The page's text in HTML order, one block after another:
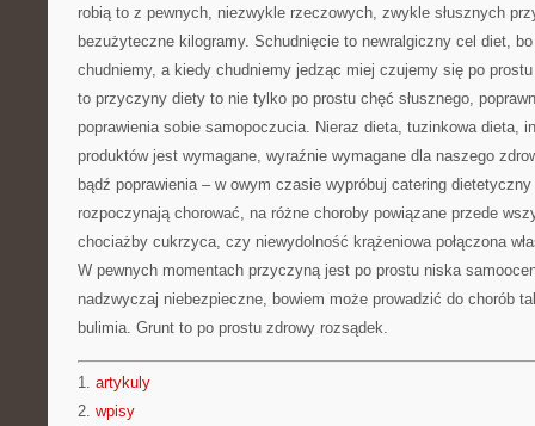
robią to z pewnych, niezwykle rzeczowych, zwykle słusznych
bezużyteczne kilogramy. Schudnięcie to newralgiczny cel diet,
chudniemy, a kiedy chudniemy jedząc miej czujemy się po
to przyczyny diety to nie tylko po prostu chęć słusznego,
poprawienia sobie samopoczucia. Nieraz dieta, tuzinkowa dieta,
produktów jest wymagane, wyraźnie wymagane dla naszego
bądź poprawienia – w owym czasie wypróbuj catering
rozpoczynają chorować, na różne choroby powiązane przede
chociażby cukrzyca, czy niewydolność krążeniowa połączona
W pewnych momentach przyczyną jest po prostu niska
nadzwyczaj niebezpieczne, bowiem może prowadzić do chorób
bulimia. Grunt to po prostu zdrowy rozsądek.
1. artykuly
2. wpisy